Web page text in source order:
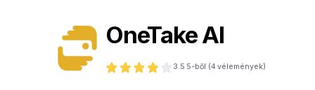
OneTake AI
3.5 5-ből (4 vélemények)